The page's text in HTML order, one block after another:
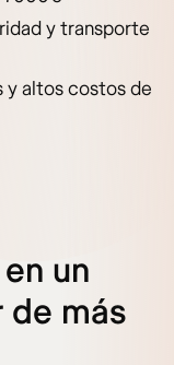
y transporte
y altos costos de
un
de más